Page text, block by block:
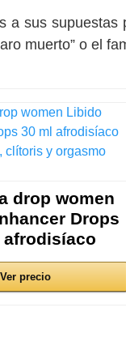
a sus
muerto” o el
drop women
Drops
afrodisíaco
Ver precio